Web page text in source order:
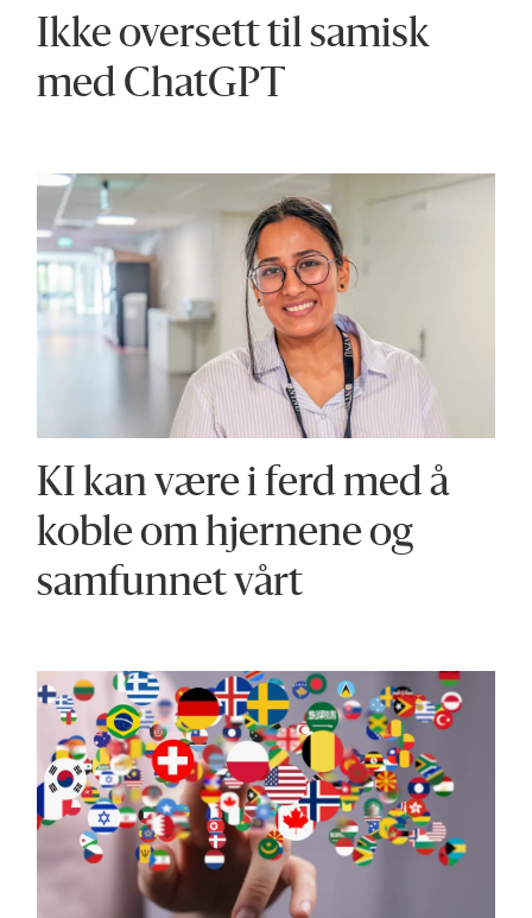
Ikke oversett til samisk
med ChatGPT
KI kan være i ferd med å
koble om hjernene og
samfunnet vårt